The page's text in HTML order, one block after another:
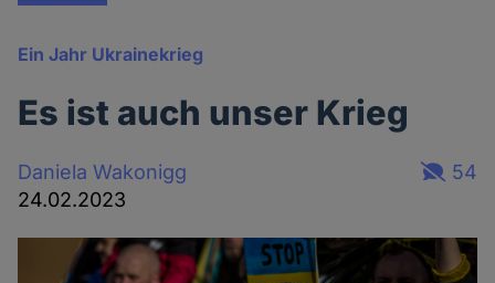
Ein Jahr Ukrainekrieg
Es ist auch unser Krieg
Daniela Wakonigg
24.02.2023
54